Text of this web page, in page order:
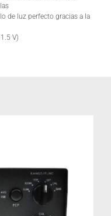
de luz perfecto gracias a la
V)